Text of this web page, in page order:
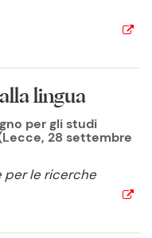
lingua
per gli studi
28 settembre
per le ricerche